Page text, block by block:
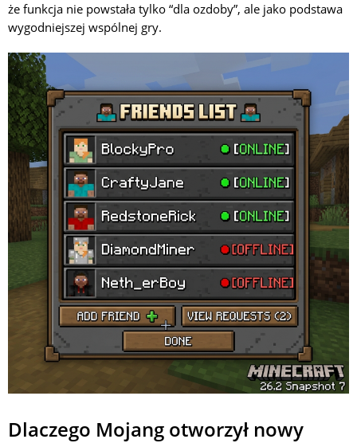
że funkcja nie powstała tylko “dla ozdoby”, ale jako podstawa
wygodniejszej wspólnej gry.
Dlaczego Mojang otworzył nowy